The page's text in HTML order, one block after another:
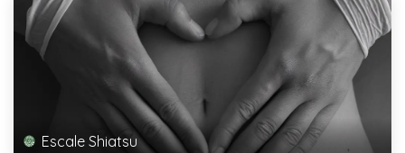
Escale Shiatsu